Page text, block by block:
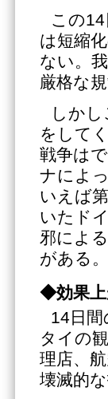
この
は短縮
ない。
厳格な
しか
をして
戦争は
ナによ
いえば
いたド
邪によ
がある
◆効果上
14日
タイの
理店、
壊滅的